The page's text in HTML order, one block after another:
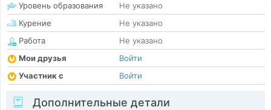
Уровень образования
Не указано
Курение
Не указано
Работа
Не указано
Мои друзья
Войти
Участник с
Войти
Дополнительные детали